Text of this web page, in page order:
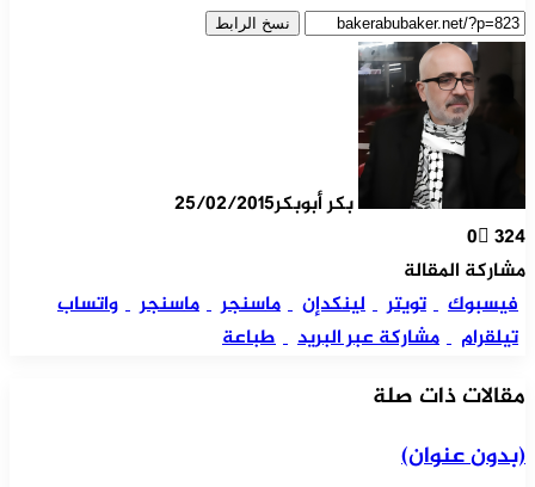
نسخ الرابط
بكر أبوبكر25/02/2015
0 324
مشاركة المقالة
فيسبوك
تويتر لينكدإن ماسنجر ماسنجر
واتساب
تيلقرام
مشاركة عبر البريد طباعة
مقالات ذات صلة
(بدون عنوان)